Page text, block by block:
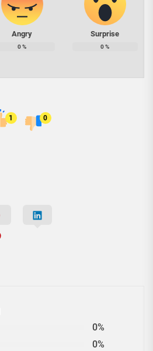
Angry
0%
Surprise
0%
1 0
0%
0%